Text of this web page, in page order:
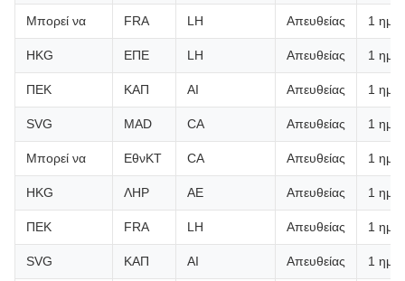
Μπορεί να FRA LH Απευθείας 1
HKG ΕΠΕ LH Απευθείας 1
ΠΕΚ ΚΑΠ ΑΙ Απευθείας 1
SVG MAD CA Απευθείας 1
Μπορεί να ΕθνΚΤ CA Απευθείας 1
HKG ΛΗΡ ΑΕ Απευθείας 1
ΠΕΚ FRA LH Απευθείας 1
SVG ΚΑΠ ΑΙ Απευθείας 1